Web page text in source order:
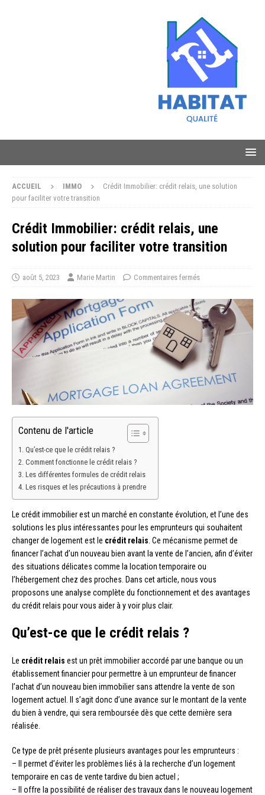
ACCUEIL IMMO
Crédit Immobilier: crédit relais, une solution
pour faciliter votre transition
Crédit Immobilier: crédit relais, une
solution pour faciliter votre transition
août 5, 2023 Marie Martin Commentaires fermés
Contenu de l'article
Qu’est-ce que le crédit relais ?
Comment fonctionne le crédit relais ?
Les différentes formules de crédit relais
Les risques et les précautions à prendre
Le crédit immobilier est un marché en constante évolution, et l’une des
solutions les plus intéressantes pour les emprunteurs qui souhaitent
changer de logement est le crédit relais . Ce mécanisme permet de
financer l’achat d’un nouveau bien avant la vente de l’ancien, afin d’éviter
des situations délicates comme la location temporaire ou
l’hébergement chez des proches. Dans cet article, nous vous
proposons une analyse complète du fonctionnement et des avantages
du crédit relais pour vous aider à y voir plus clair.
Qu’est-ce que le crédit relais ?
Le crédit relais est un prêt immobilier accordé par une banque ou un
établissement financier pour permettre à un emprunteur de financer
l’achat d’un nouveau bien immobilier sans attendre la vente de son
logement actuel. Il s’agit donc d’une avance sur le montant de la vente
du bien à vendre, qui sera remboursée dès que cette dernière sera
réalisée.
Ce type de prêt présente plusieurs avantages pour les emprunteurs :
– Il permet d’éviter les problèmes liés à la recherche d’un logement
temporaire en cas de vente tardive du bien actuel ;
– Il offre la possibilité de réaliser des travaux dans le nouveau logement